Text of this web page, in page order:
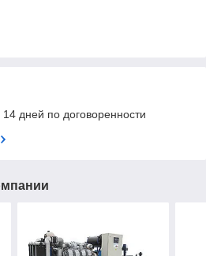
дней по договоренности